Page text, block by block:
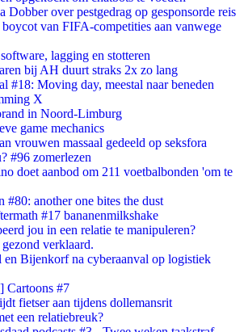
Dobber over pestgedrag op gesponsorde reis
van FIFA-competities aan vanwege
lagging en stotteren
bij AH duurt straks 2x zo lang
#18: Moving day, meestal naar beneden
X
in Noord-Limburg
game mechanics
vrouwen massaal gedeeld op seksfora
#96 zomerlezen
doet aanbod om 211 voetbalbonden 'om te
#80: another one bites the dust
#17 bananenmilkshake
jou in een relatie te manipuleren?
verklaard.
Bijenkorf na cyberaanval op logistiek
Cartoons #7
fietser aan tijdens dollemansrit
een relatiebreuk?